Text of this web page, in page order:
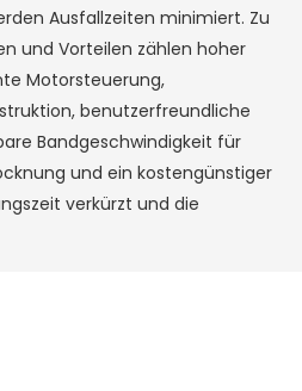
Ausfallzeiten minimiert. Zu
und Vorteilen zählen hoher
Motorsteuerung,
benutzerfreundliche
Bandgeschwindigkeit für
und ein kostengünstiger
verkürzt und die